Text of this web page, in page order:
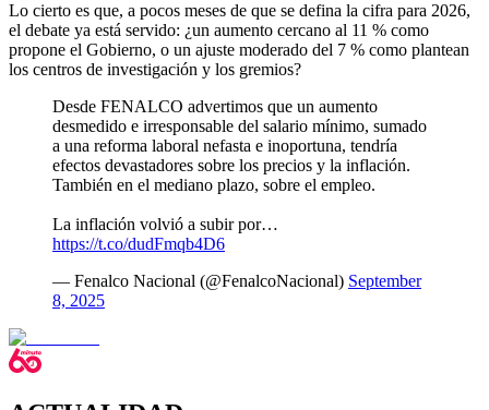
Lo cierto es que, a pocos meses de que se defina la cifra para 2026,
el debate ya está servido: ¿un aumento cercano al 11 % como
propone el Gobierno, o un ajuste moderado del 7 % como plantean
los centros de investigación y los gremios?
Desde FENALCO advertimos que un aumento
desmedido e irresponsable del salario mínimo, sumado
a una reforma laboral nefasta e inoportuna, tendría
efectos devastadores sobre los precios y la inflación.
También en el mediano plazo, sobre el empleo.
La inflación volvió a subir por…
https://t.co/dudFmqb4D6
— Fenalco Nacional (@FenalcoNacional) September
8, 2025